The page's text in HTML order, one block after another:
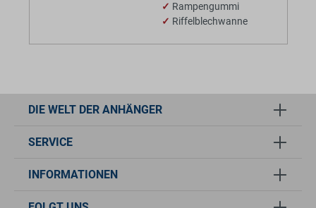
✓ Rampengummi
✓ Riffelblechwanne
DIE WELT DER ANHÄNGER
SERVICE
INFORMATIONEN